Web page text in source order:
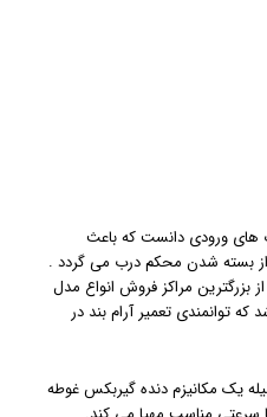
های ورودی دانست که باعث
بسته شدن محکم درب می گردد .
بزرگترین مراکز فروش انواع مدل
توانمندی تعمیر آرام بند در
یک مکانیزم دنده گیربکس غوطه